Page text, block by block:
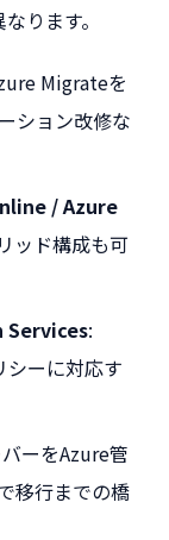
ります。
Migrateを
ション改修な
/ Azure
ッド構成も可
Services:
シーに対応す
ーをAzure管
移行までの橋